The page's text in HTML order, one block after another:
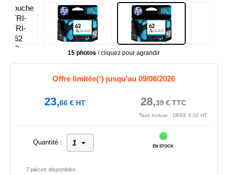
15 photos / cliquez pour agrandir
Offre limitée(¹) jusqu'au 09/08/2026
23,66€HT 28,39€TTC
Taxe incluse : DEEE 0.02 HT
Quantité :
EN STOCK
7 pièces disponibles